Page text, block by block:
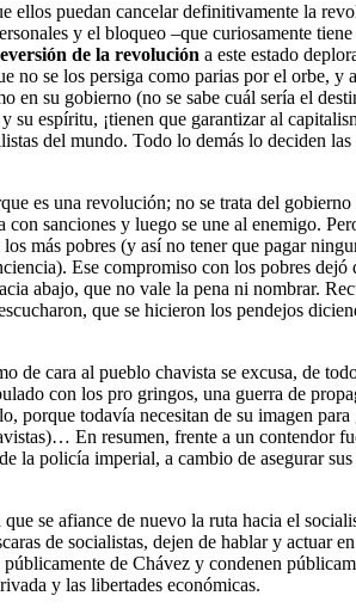
puedan cancelar definitivamente la
y el bloqueo –que curiosamente
de la revolución a este estado
no se los persiga como parias por el orbe,
en su gobierno (no se sabe cuál sería el
espíritu, ¡tienen que garantizar al
del mundo. Todo lo demás lo deciden
es una revolución; no se trata del
sanciones y luego se une al enemigo.
más pobres (y así no tener que pagar
Ese compromiso con los pobres
abajo, que no vale la pena ni nombrar.
que se hicieron los pendejos
cara al pueblo chavista se excusa, de
con los pro gringos, una guerra de
todavía necesitan de su imagen para
En resumen, frente a un contendor
la policía imperial, a cambio de asegurar
se afiance de nuevo la ruta hacia el
de socialistas, dejen de hablar y actuar
de Chávez y condenen
y las libertades económicas.